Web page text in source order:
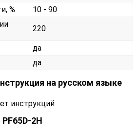
%
10 - 90
220
да
да
на русском языке
инструкций
2H